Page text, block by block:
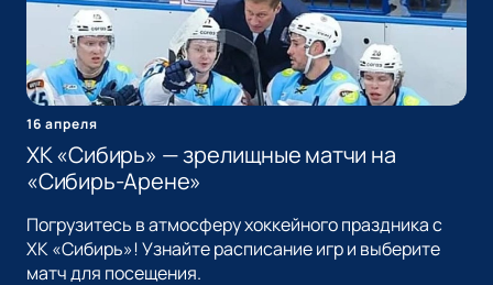
16 апреля
ХК «Сибирь» — зрелищные матчи на
«Сибирь-Арене»
Погрузитесь в атмосферу хоккейного праздника с
ХК «Сибирь»! Узнайте расписание игр и выберите
матч для посещения.